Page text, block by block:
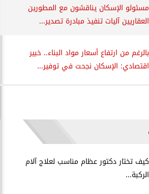
مسئولو الإسكان يناقشون مع المطورين
العقاريين آليات تنفيذ مبادرة تصدير...
بالرغم من ارتفاع أسعار مواد البناء.. خبير
اقتصادي: الإسكان نجحت في توفير...
كيف تختار دكتور عظام مناسب لعلاج آلام
الركبة...